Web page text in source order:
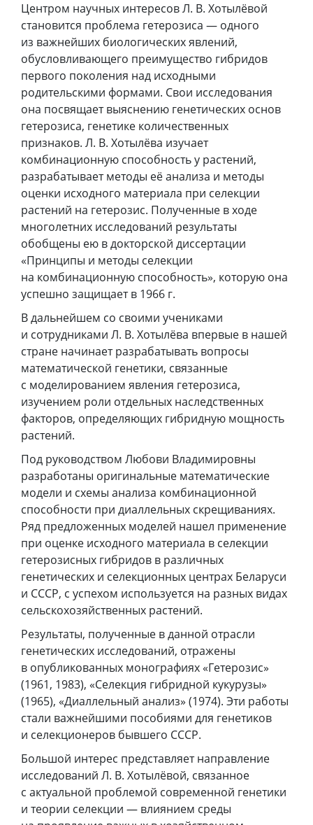
Центром научных интересов Л. В. Хотылёвой
становится проблема гетерозиса — одного
из важнейших биологических явлений,
обусловливающего преимущество гибридов
первого поколения над исходными
родительскими формами. Свои исследования
она посвящает выяснению генетических основ
гетерозиса, генетике количественных
признаков. Л. В. Хотылёва изучает
комбинационную способность у растений,
разрабатывает методы её анализа и методы
оценки исходного материала при селекции
растений на гетерозис. Полученные в ходе
многолетних исследований результаты
обобщены ею в докторской диссертации
«Принципы и методы селекции
на комбинационную способность», которую она
успешно защищает в 1966 г.
В дальнейшем со своими учениками
и сотрудниками Л. В. Хотылёва впервые в нашей
стране начинает разрабатывать вопросы
математической генетики, связанные
с моделированием явления гетерозиса,
изучением роли отдельных наследственных
факторов, определяющих гибридную мощность
растений.
Под руководством Любови Владимировны
разработаны оригинальные математические
модели и схемы анализа комбинационной
способности при диаллельных скрещиваниях.
Ряд предложенных моделей нашел применение
при оценке исходного материала в селекции
гетерозисных гибридов в различных
генетических и селекционных центрах Беларуси
и СССР, с успехом используется на разных видах
сельскохозяйственных растений.
Результаты, полученные в данной отрасли
генетических исследований, отражены
в опубликованных монографиях «Гетерозис»
(1961, 1983), «Селекция гибридной кукурузы»
(1965), «Диаллельный анализ» (1974). Эти работы
стали важнейшими пособиями для генетиков
и селекционеров бывшего СССР.
Большой интерес представляет направление
исследований Л. В. Хотылёвой, связанное
с актуальной проблемой современной генетики
и теории селекции — влиянием среды